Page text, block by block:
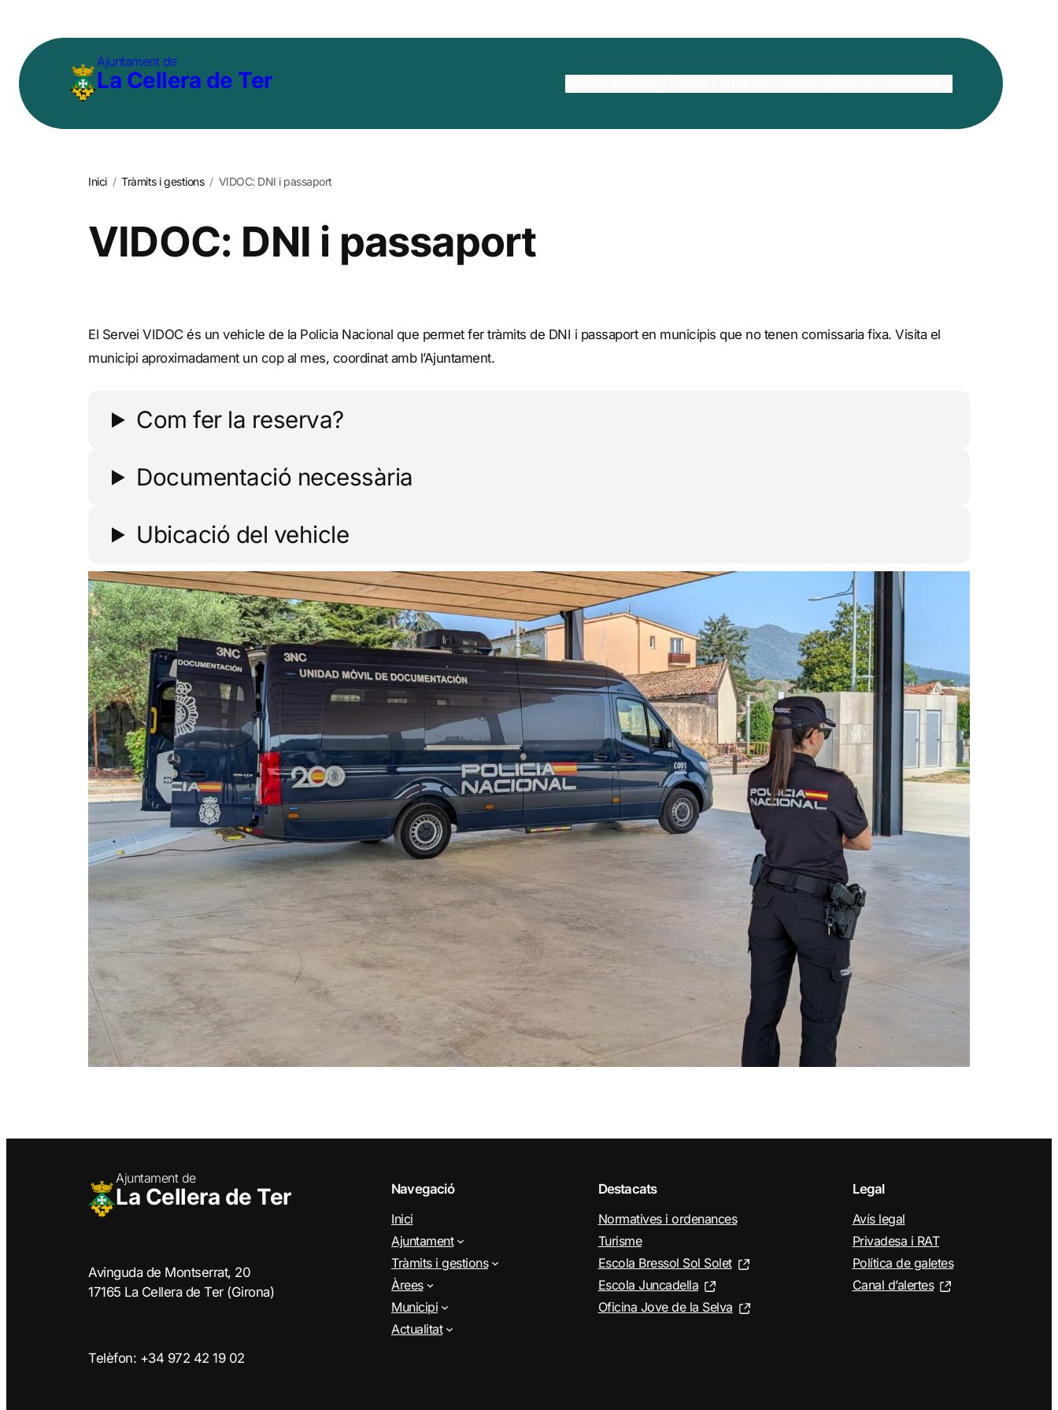
contingut
Ajuntament de
La Cellera de Ter
Inici / Tràmits i gestions / VIDOC: DNI i passaport
VIDOC: DNI i passaport
El Servei VIDOC és un vehicle de la Policia Nacional que permet fer tràmits de DNI i passaport en municipis que no tenen comissaria fixa. Visita el
municipi aproximadament un cop al mes, coordinat amb l’Ajuntament.
Com fer la reserva?
Documentació necessària
Ubicació del vehicle
Ajuntament de
La Cellera de Ter
Avinguda de Montserrat, 20
17165 La Cellera de Ter (Girona)
Telèfon: +34 972 42 19 02
Navegació
Inici
Ajuntament
Tràmits i gestions
Àrees
Municipi
Actualitat
Destacats
Normatives i ordenances
Turisme
Escola Bressol Sol Solet
Escola Juncadella
Oficina Jove de la Selva
Legal
Avís legal
Privadesa i RAT
Política de galetes
Canal d’alertes